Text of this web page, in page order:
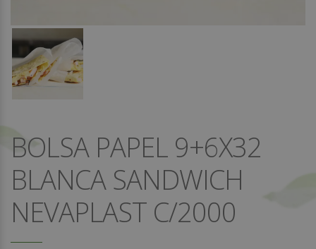
BOLSA PAPEL 9+6X32
BLANCA SANDWICH
NEVAPLAST C/2000